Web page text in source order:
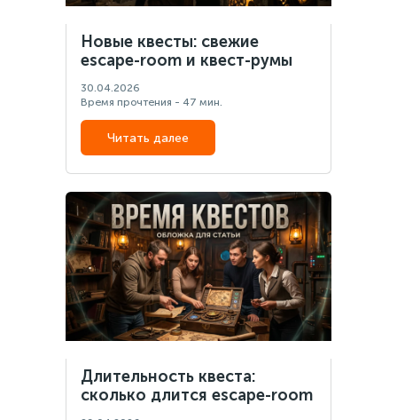
Новые квесты: свежие
escape-room и квест-румы
30.04.2026
Время прочтения - 47 мин.
Читать далее
Длительность квеста:
сколько длится escape-room